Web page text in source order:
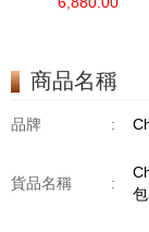
商品名稱
品牌 :
貨品名稱 :
包